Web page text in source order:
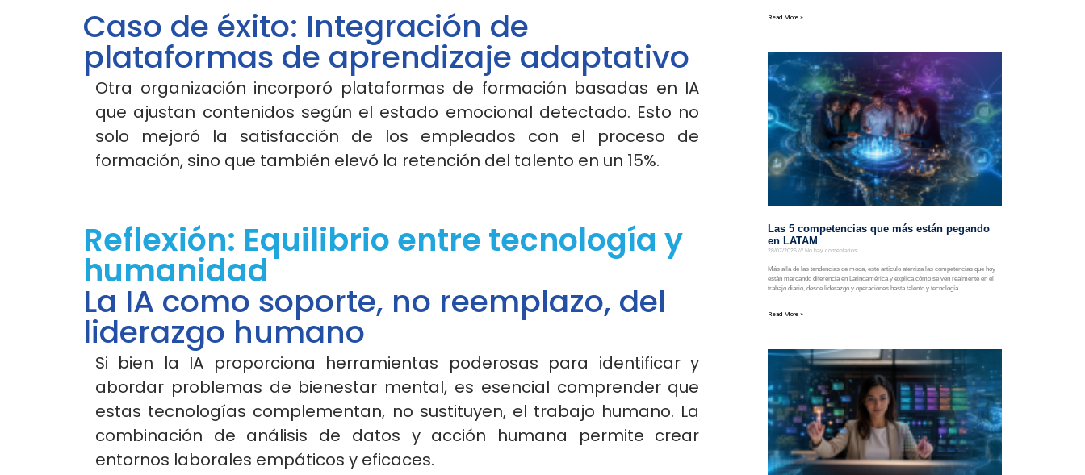
Caso de éxito: Integración de
plataformas de aprendizaje adaptativo
Otra organización incorporó plataformas de formación basadas en IA
que ajustan contenidos según el estado emocional detectado. Esto no
solo mejoró la satisfacción de los empleados con el proceso de
formación, sino que también elevó la retención del talento en un 15%.
Reflexión: Equilibrio entre tecnología y
humanidad
La IA como soporte, no reemplazo, del
liderazgo humano
Si bien la IA proporciona herramientas poderosas para identificar y
abordar problemas de bienestar mental, es esencial comprender que
estas tecnologías complementan, no sustituyen, el trabajo humano. La
combinación de análisis de datos y acción humana permite crear
entornos laborales empáticos y eficaces.
Read More »
Las 5 competencias que más están pegando
en LATAM
28/07/2026 No hay comentarios
Más allá de las tendencias de moda, este artículo aterriza las competencias que hoy
están marcando diferencia en Latinoamérica y explica cómo se ven realmente en el
trabajo diario, desde liderazgo y operaciones hasta talento y tecnología.
Read More »